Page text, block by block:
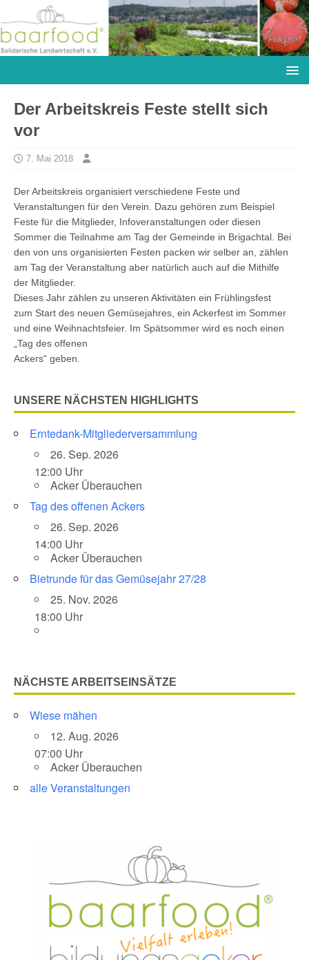
Der Arbeitskreis Feste stellt sich
vor
7. Mai 2018
Der Arbeitskreis organisiert verschiedene Feste und
Veranstaltungen für den Verein. Dazu gehören zum Beispiel
Feste für die Mitglieder, Infoveranstaltungen oder diesen
Sommer die Teilnahme am Tag der Gemeinde in Brigachtal. Bei
den von uns organisierten Festen packen wir selber an, zählen
am Tag der Veranstaltung aber natürlich auch auf die Mithilfe
der Mitglieder.
Dieses Jahr zählen zu unseren Aktivitäten ein Frühlingsfest
zum Start des neuen Gemüsejahres, ein Ackerfest im Sommer
und eine Weihnachtsfeier. Im Spätsommer wird es noch einen
„Tag des offenen
Ackers“ geben.
UNSERE NÄCHSTEN HIGHLIGHTS
Erntedank-Mitgliederversammlung
26. Sep. 2026
12:00 Uhr
Acker Überauchen
Tag des offenen Ackers
26. Sep. 2026
14:00 Uhr
Acker Überauchen
Bietrunde für das Gemüsejahr 27/28
25. Nov. 2026
18:00 Uhr
NÄCHSTE ARBEITSEINSÄTZE
Wiese mähen
12. Aug. 2026
07:00 Uhr
Acker Überauchen
alle Veranstaltungen